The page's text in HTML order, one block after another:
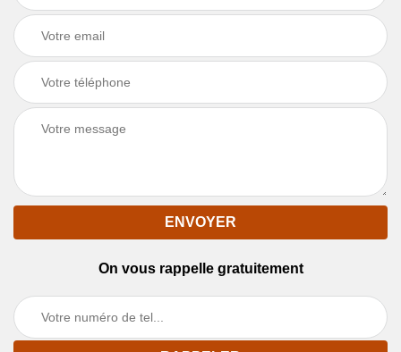
On vous rappelle gratuitement